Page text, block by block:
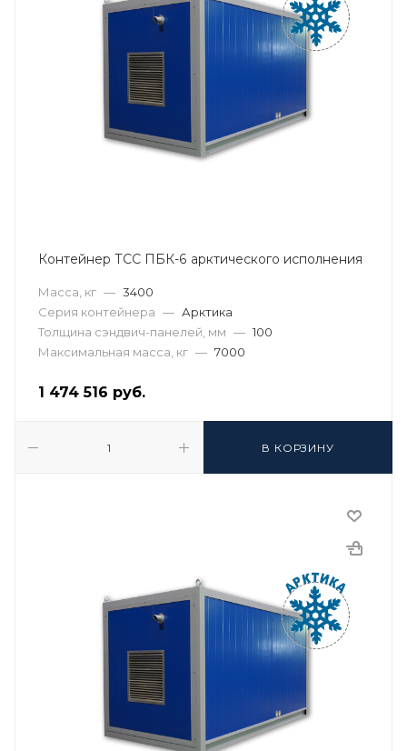
Контейнер ТСС ПБК-6 арктического исполнения
Масса, кг — 3400
Серия контейнера — Арктика
Толщина сэндвич-панелей, мм — 100
Максимальная масса, кг — 7000
1 474 516 руб.
В КОРЗИНУ